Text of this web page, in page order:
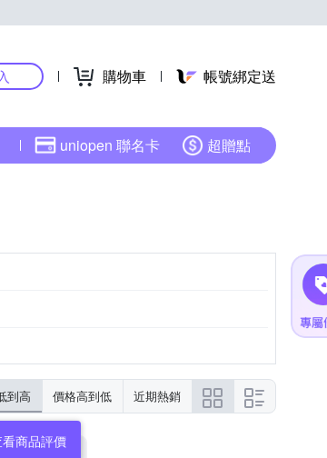
購物車 帳號綁定送
uniopen 聯名卡 超贈點
到高 價格高到低 近期熱銷
商品評價